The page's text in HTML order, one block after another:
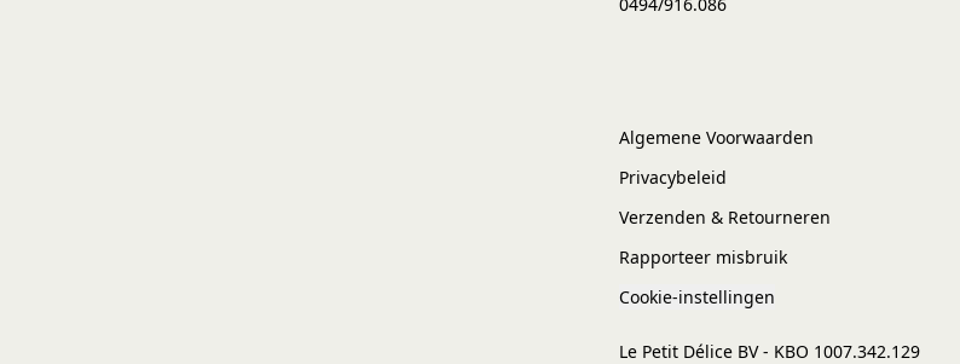
Algemene Voorwaarden
Privacybeleid
Verzenden & Retourneren
Rapporteer misbruik
Cookie-instellingen
Le Petit Délice BV - KBO 1007.342.129